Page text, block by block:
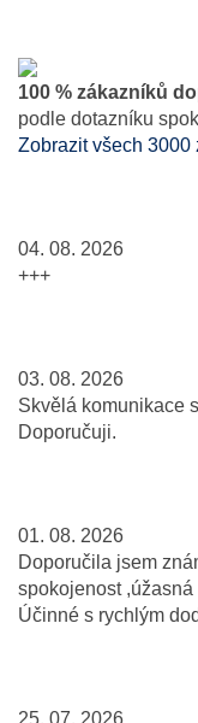
100 % zákazníků
podle dotazníku
Zobrazit všech
04. 08. 2026
+++
03. 08. 2026
Skvělá komunikace
Doporučuji.
01. 08. 2026
Doporučila jsem
spokojenost ,úžasná
Účinné s rychlým
25. 07. 2026